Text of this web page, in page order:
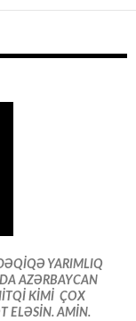
YARIMLIQ
AZƏRBAYCAN
KİMİ ÇOX
ELƏSİN. AMİN.